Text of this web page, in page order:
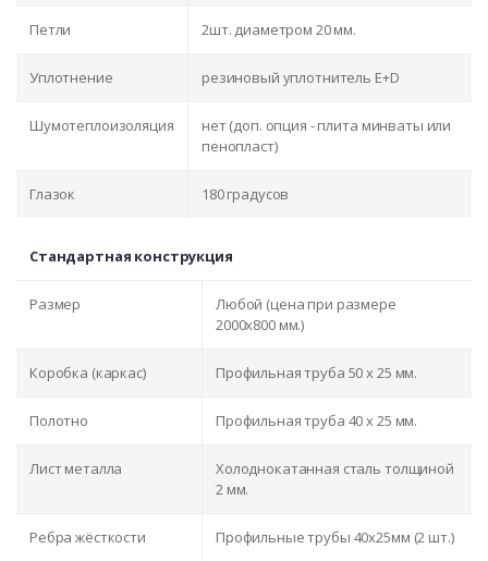
Петли 2шт. диаметром 20 мм.
Уплотнение резиновый уплотнитель E+D
Шумотеплоизоляция
нет (доп. опция - плита минваты или
пенопласт)
Глазок 180 градусов
Стандартная конструкция
Размер
Любой (цена при размере
2000x800 мм.)
Коробка (каркас) Профильная труба 50 х 25 мм.
Полотно Профильная труба 40 х 25 мм.
Лист металла
Холоднокатанная сталь толщиной
2 мм.
Ребра жёсткости Профильные трубы 40х25мм (2 шт.)